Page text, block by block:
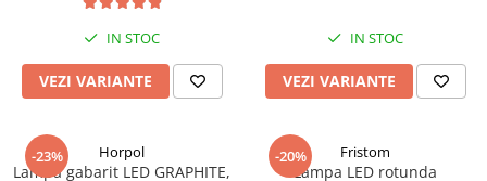
Lampi Spate cu Bec & Triple
Lampi Spate LED & Triple
Seturi Lampi Spate Triple
Lumini de Zi, DRL
Proiectoare de lucru si marsarier
IN STOC
VEZI VARIANTE
IN STOC
VEZI VARIANTE
-23% Horpol
Lampa gabarit LED GRAPHITE,
-20% Fristom
Lampa LED rotunda